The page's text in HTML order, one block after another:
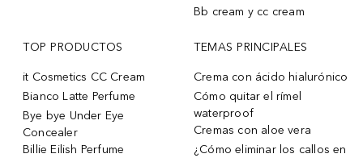
Bb cream y cc cream
TOP PRODUCTOS
it Cosmetics CC Cream
Bianco Latte Perfume
Bye bye Under Eye
Concealer
Billie Eilish Perfume
TEMAS PRINCIPALES
Crema con ácido hialurónico
Cómo quitar el rímel
waterproof
Cremas con aloe vera
¿Cómo eliminar los callos en